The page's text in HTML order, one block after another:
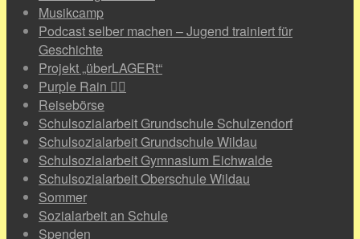
Musikcamp
Podcast selber machen – Jugend trainiert für
Geschichte
Projekt „überLAGERt“
Purple Rain 🏳️‍🌈
Reisebörse
Schulsozialarbeit Grundschule Schulzendorf
Schulsozialarbeit Grundschule Wildau
Schulsozialarbeit Gymnasium Eichwalde
Schulsozialarbeit Oberschule Wildau
Sommer
Sozialarbeit an Schule
Spenden